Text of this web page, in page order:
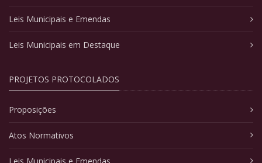
Leis Municipais e Emendas
Leis Municipais em Destaque
PROJETOS PROTOCOLADOS
Proposições
Atos Normativos